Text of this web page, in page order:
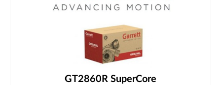
GT2860R SuperCore